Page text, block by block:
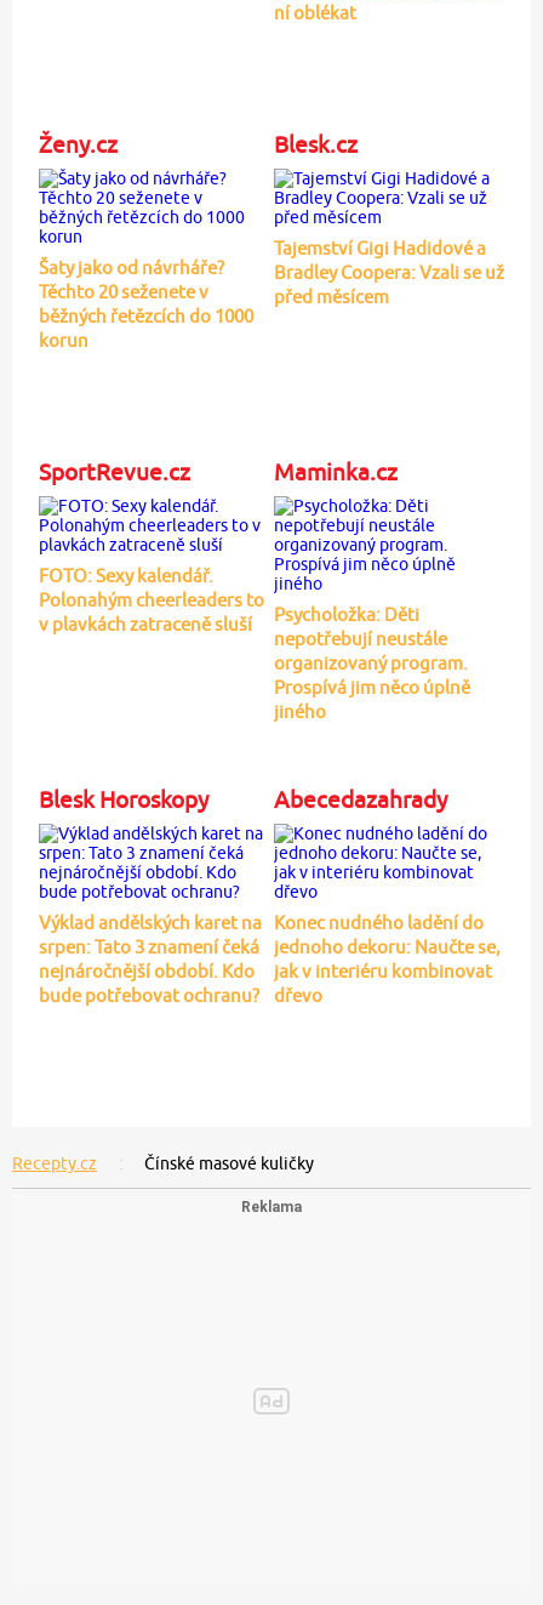
ní oblékat
Ženy.cz
Šaty jako od návrháře?
Těchto 20 seženete v
běžných řetězcích do 1000
korun
Blesk.cz
Tajemství Gigi Hadidové a
Bradley Coopera: Vzali se už
před měsícem
SportRevue.cz
FOTO: Sexy kalendář.
Polonahým cheerleaders to
v plavkách zatraceně sluší
Maminka.cz
Psycholožka: Děti
nepotřebují neustále
organizovaný program.
Prospívá jim něco úplně
jiného
Blesk Horoskopy
Výklad andělských karet na
srpen: Tato 3 znamení čeká
nejnáročnější období. Kdo
bude potřebovat ochranu?
Abecedazahrady
Konec nudného ladění do
jednoho dekoru: Naučte se,
jak v interiéru kombinovat
dřevo
Recepty.cz Čínské masové kuličky